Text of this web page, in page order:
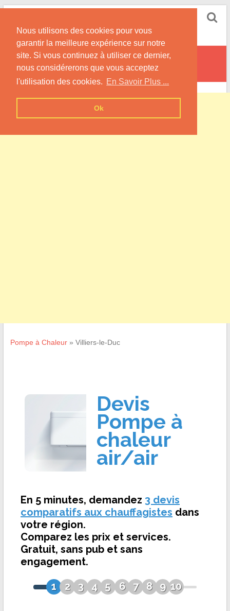
Nous utilisons des cookies pour vous
garantir la meilleure expérience sur notre
site. Si vous continuez à utiliser ce dernier,
nous considérerons que vous acceptez
l'utilisation des cookies. En Savoir Plus ...
Ok
Skip
content
Informations sur les Pompes à Chaleur
Villiers-le-Duc
Pompe à Chaleur» Villiers-le-Duc